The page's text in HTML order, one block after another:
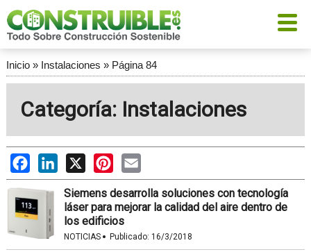
Inicio» Instalaciones » Página 84
Categoría: Instalaciones
FacebookLinkedIn
X PinterestEmail
Siemens desarrolla soluciones con tecnología
láser para mejorar la calidad del aire dentro de
los edificios
NOTICIAS · Publicado: 16/3/2018